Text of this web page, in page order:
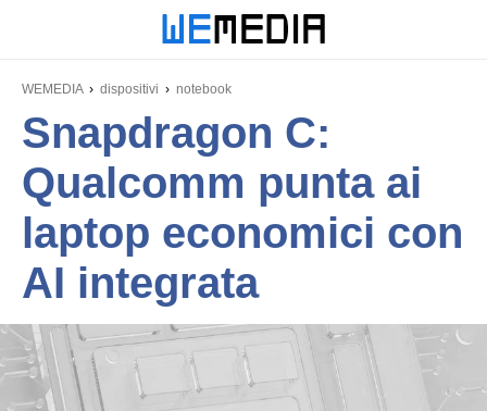
WEMEDIA dispositivi notebook
Snapdragon C:
Qualcomm punta ai
laptop economici con
AI integrata